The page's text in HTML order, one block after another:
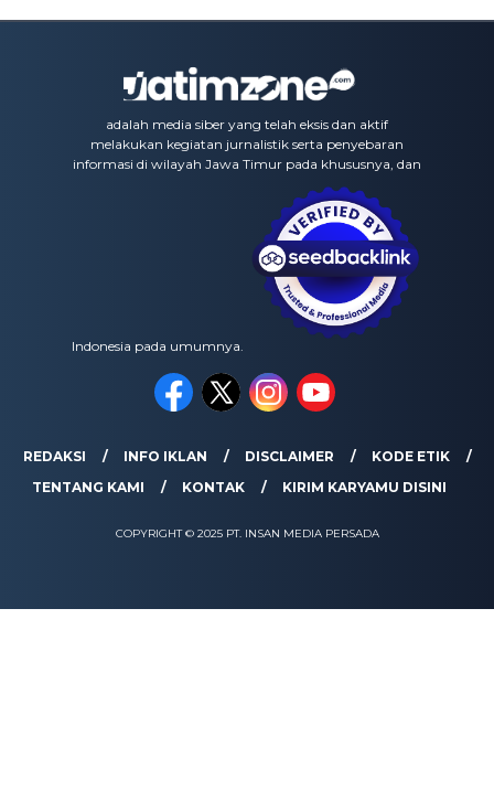
adalah media siber yang telah eksis dan aktif
melakukan kegiatan jurnalistik serta penyebaran
informasi di wilayah Jawa Timur pada khususnya, dan
Indonesia pada umumnya.
REDAKSI INFO IKLAN DISCLAIMER
KODE ETIK
TENTANG KAMI
KONTAK KIRIM KARYAMU DISINI
COPYRIGHT © 2025 PT. INSAN MEDIA PERSADA